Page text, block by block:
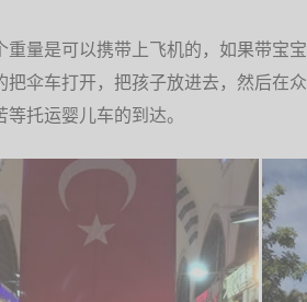
重量是可以携带上飞机的，如果带宝
把伞车打开，把孩子放进去，然后在
托运婴儿车的到达。